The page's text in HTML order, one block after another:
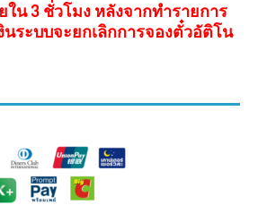
น 3 ชั่วโมง หลังจากทำรายการ
นระบบจะยกเลิกการจองตั๋วอัติโน